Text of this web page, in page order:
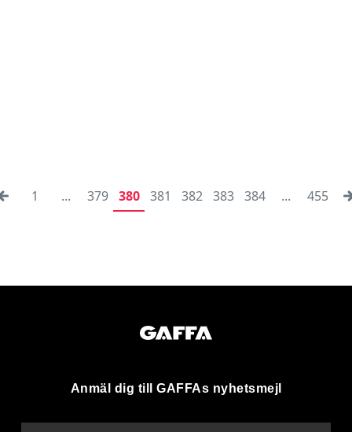
1 ... 379 380 381 382 383 384 ... 455
Anmäl dig till GAFFAs nyhetsmejl